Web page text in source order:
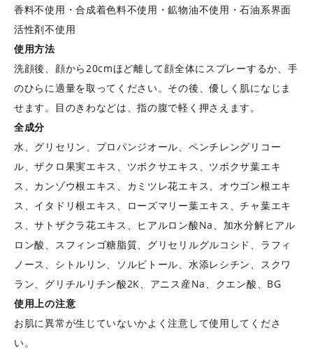
香料不使用・合成着色料不使用・鉱物油不使用・石油系界面
活性剤不使用
使用方法
洗顔後、顔から20cmほど離して顔全体にスプレーするか、手
のひらに適量を取ってください。その後、優しく肌になじま
せます。目のきわなどは、指の腹で軽く押さえます。
全成分
水、グリセリン、プロパンジオール、ペンチレングリコー
ル、ザクロ果実エキス、ツボクサエキス、ツボクサ葉エキ
ス、カンゾウ根エキス、カミツレ花エキス、オウゴン根エキ
ス、イタドリ根エキス、ローズマリー葉エキス、チャ葉エキ
ス、サトザクラ花エキス、ヒアルロン酸Na、加水分解ヒアル
ロン酸、スフィンゴ糖脂質、グリセリルグルコシド、ラフィ
ノース、シトルリン、ソルビトール、水添レシチン、スクワ
ラン、グリチルリチン酸2K、アニス産Na、クエン酸、BG
使用上の注意
お肌に異常が生じていないかよく注意して使用してくださ
い。